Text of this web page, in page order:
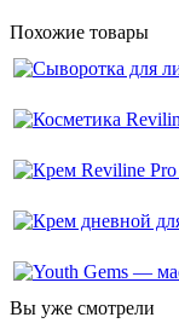
Похожие товары
Вы уже смотрели